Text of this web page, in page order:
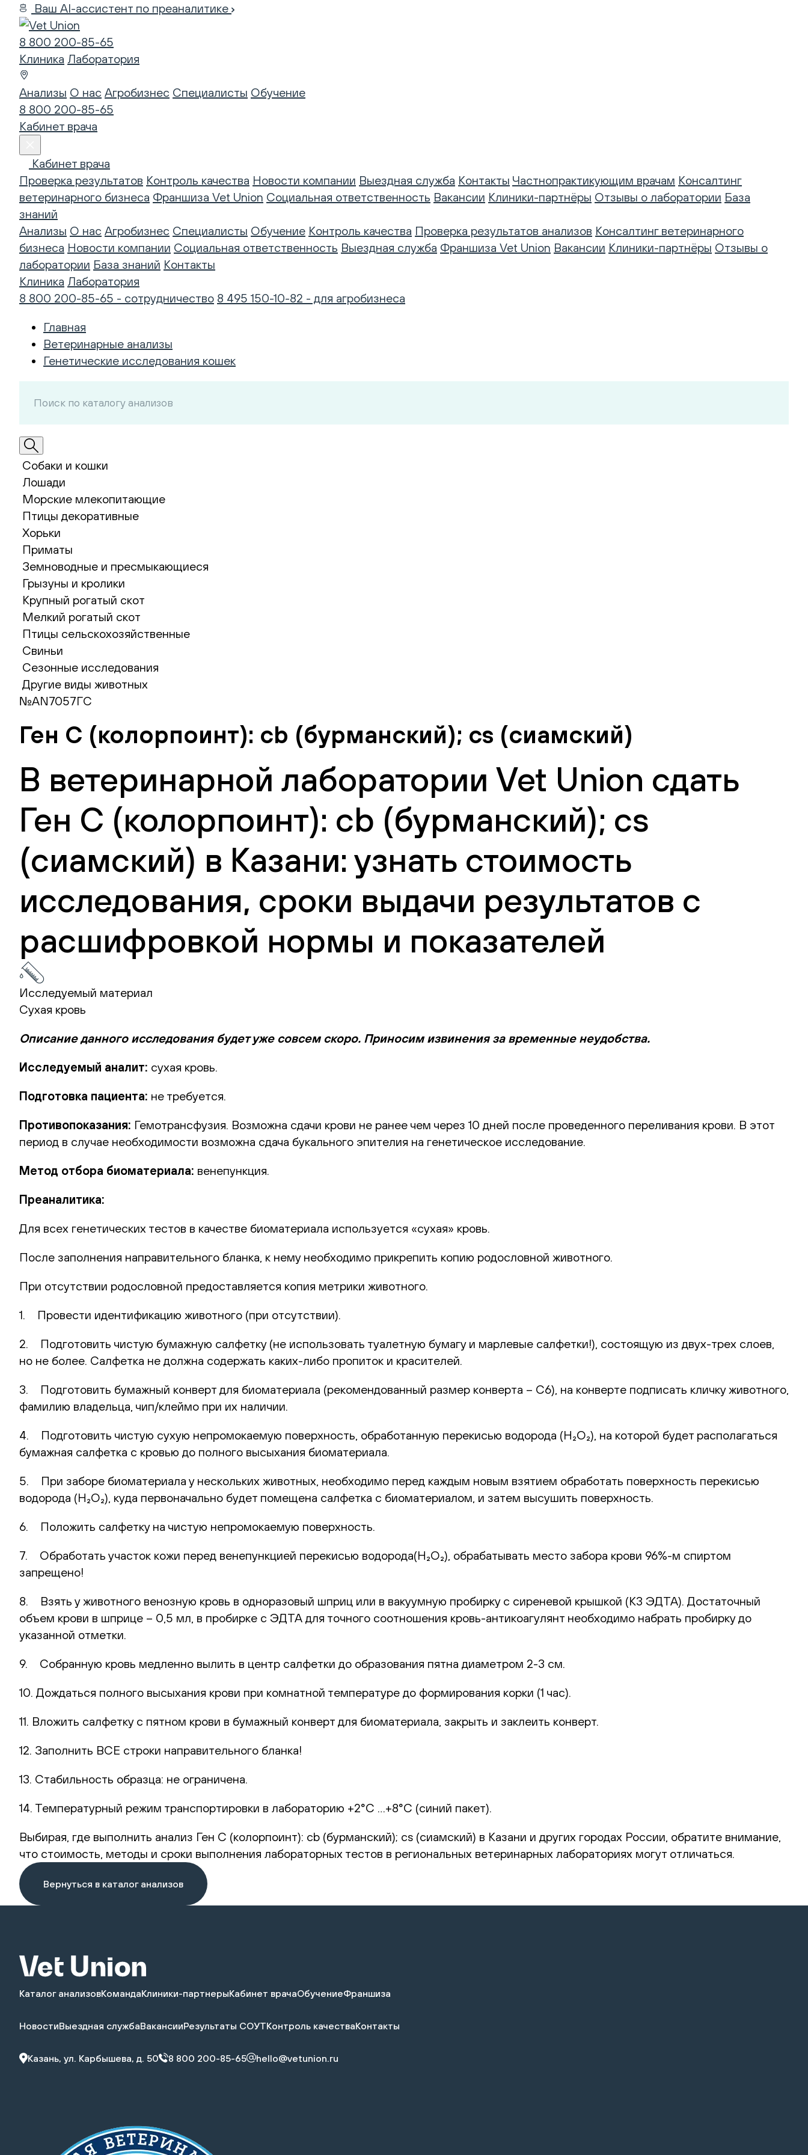
Ваш AI-ассистент по преаналитике
8 800 200-85-65
Клиника Лаборатория
Анализы О нас Агробизнес Специалисты Обучение
8 800 200-85-65
Кабинет врача
Кабинет врача
Проверка результатов Контроль качества Новости компании Выездная служба Контакты Частнопрактикующим врачам Консалтинг
ветеринарного бизнеса Франшиза Vet Union Социальная ответственность Вакансии Клиники-партнёры Отзывы о лаборатории База
знаний
Анализы О нас Агробизнес Специалисты Обучение Контроль качества Проверка результатов анализов Консалтинг ветеринарного
бизнеса Новости компании Социальная ответственность Выездная служба Франшиза Vet Union Вакансии Клиники-партнёры Отзывы о
лаборатории База знаний Контакты
Клиника Лаборатория
8 800 200-85-65 - сотрудничество 8 495 150-10-82 - для агробизнеса
Главная
Ветеринарные анализы
Генетические исследования кошек
Собаки и кошки
Лошади
Морские млекопитающие
Птицы декоративные
Хорьки
Приматы
Земноводные и пресмыкающиеся
Грызуны и кролики
Крупный рогатый скот
Мелкий рогатый скот
Птицы сельскохозяйственные
Свиньи
Сезонные исследования
Другие виды животных
№AN7057ГC
Ген C (колорпоинт): cb (бурманский); сs (сиамский)
В ветеринарной лаборатории Vet Union сдать
Ген C (колорпоинт): cb (бурманский); сs
(сиамский) в Казани: узнать стоимость
исследования, сроки выдачи результатов с
расшифровкой нормы и показателей
Исследуемый материал
Сухая кровь
Описание данного исследования будет уже совсем скоро. Приносим извинения за временные неудобства.
Исследуемый аналит: сухая кровь.
Подготовка пациента: не требуется.
Противопоказания: Гемотрансфузия. Возможна сдачи крови не ранее чем через 10 дней после проведенного переливания крови. В этот
период в случае необходимости возможна сдача букального эпителия на генетическое исследование.
Метод отбора биоматериала: венепункция.
Преаналитика:
Для всех генетических тестов в качестве биоматериала используется «сухая» кровь.
После заполнения направительного бланка, к нему необходимо прикрепить копию родословной животного.
При отсутствии родословной предоставляется копия метрики животного.
1. Провести идентификацию животного (при отсутствии).
2. Подготовить чистую бумажную салфетку (не использовать туалетную бумагу и марлевые салфетки!), состоящую из двух-трех слоев,
но не более. Салфетка не должна содержать каких-либо пропиток и красителей.
3. Подготовить бумажный конверт для биоматериала (рекомендованный размер конверта – С6), на конверте подписать кличку животного,
фамилию владельца, чип/клеймо при их наличии.
4. Подготовить чистую сухую непромокаемую поверхность, обработанную перекисью водорода (H₂O₂), на которой будет располагаться
бумажная салфетка с кровью до полного высыхания биоматериала.
5. При заборе биоматериала у нескольких животных, необходимо перед каждым новым взятием обработать поверхность перекисью
водорода (H₂O₂), куда первоначально будет помещена салфетка с биоматериалом, и затем высушить поверхность.
6. Положить салфетку на чистую непромокаемую поверхность.
7. Обработать участок кожи перед венепункцией перекисью водорода(H₂O₂), обрабатывать место забора крови 96%-м спиртом
запрещено!
8. Взять у животного венозную кровь в одноразовый шприц или в вакуумную пробирку с сиреневой крышкой (К3 ЭДТА). Достаточный
объем крови в шприце – 0,5 мл, в пробирке с ЭДТА для точного соотношения кровь-антикоагулянт необходимо набрать пробирку до
указанной отметки.
9. Собранную кровь медленно вылить в центр салфетки до образования пятна диаметром 2-3 см.
10. Дождаться полного высыхания крови при комнатной температуре до формирования корки (1 час).
11. Вложить салфетку с пятном крови в бумажный конверт для биоматериала, закрыть и заклеить конверт.
12. Заполнить ВСЕ строки направительного бланка!
13. Стабильность образца: не ограничена.
14. Температурный режим транспортировки в лабораторию +2°С …+8°С (синий пакет).
Выбирая, где выполнить анализ Ген C (колорпоинт): cb (бурманский); сs (сиамский) в Казани и других городах России, обратите внимание,
что стоимость, методы и сроки выполнения лабораторных тестов в региональных ветеринарных лабораториях могут отличаться.
Вернуться в каталог анализов
Каталог анализовКомандаКлиники-партнерыКабинет врачаОбучениеФраншиза
НовостиВыездная службаВакансииРезультаты СОУТКонтроль качестваКонтакты
Казань, ул. Карбышева, д. 50 8 800 200-85-65 hello@vetunion.ru